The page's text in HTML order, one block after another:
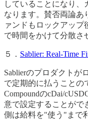
していることになり、
なります。賛否両論あ
ァンドもロックアッ
で時間をかけて分散さ
５． Sablier: Real-Time
Sablierのプロダクトが
で定期的に払うことの
CompoundのcDai/
意で設定することがで
側は給料を"使う"まで